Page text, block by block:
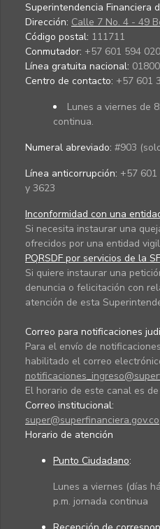
Superintendencia Financiera
Dirección: Calle 7 No. 4 - 49
Código postal: 111711
Conmutador: +57 601 594
Línea gratuita nacional:
Centro de contacto: +57 601
Lunes a viernes de
continua.
Numeral abreviado: #903
Línea anticorrupción: +57
y 3623
Inconformidad con una
Si necesita instaurar una
ofrecidos por una entidad
PQRSDF por servicios de la
Si quiere instaurar una
denuncia o felicitación con
atención de esta
Correo para notificaciones
Para el envío de
habilitado el correo
El horario de este canal es de
Correo institucional:
super@superfinanciera.gov.co
Horario de atención
Punto Ciudadano:
Lunes a viernes (días
p.m. jornada continua